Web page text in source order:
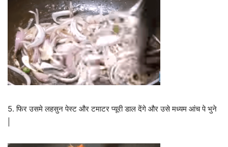
5. फिर उसमे लहसुन पेस्ट और टमाटर प्यूरी डाल देंगे और उसे मध्यम आंच पे भुने